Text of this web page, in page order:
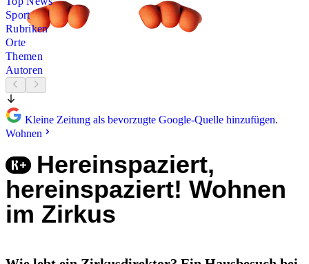
Sport
Rubriken
Orte
Themen
Autoren
Kleine Zeitung als bevorzugte Google-Quelle hinzufügen.
Wohnen
Hereinspaziert,
hereinspaziert! Wohnen
im Zirkus